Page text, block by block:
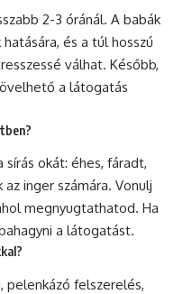
2-3 óránál. A babák
és a túl hosszú
válhat. Később,
a látogatás
okát: éhes, fáradt,
inger számára. Vonulj
megnyugtathatod. Ha
a látogatást.
pelenkázó felszerelés,